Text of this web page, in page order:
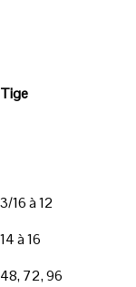
Tige
3/16 à 12
14 à 16
48, 72, 96